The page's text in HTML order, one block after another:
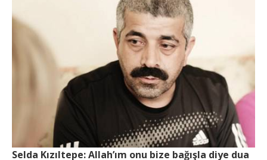
Selda Kızıltepe: Allah’ım onu bize bağışla diye dua